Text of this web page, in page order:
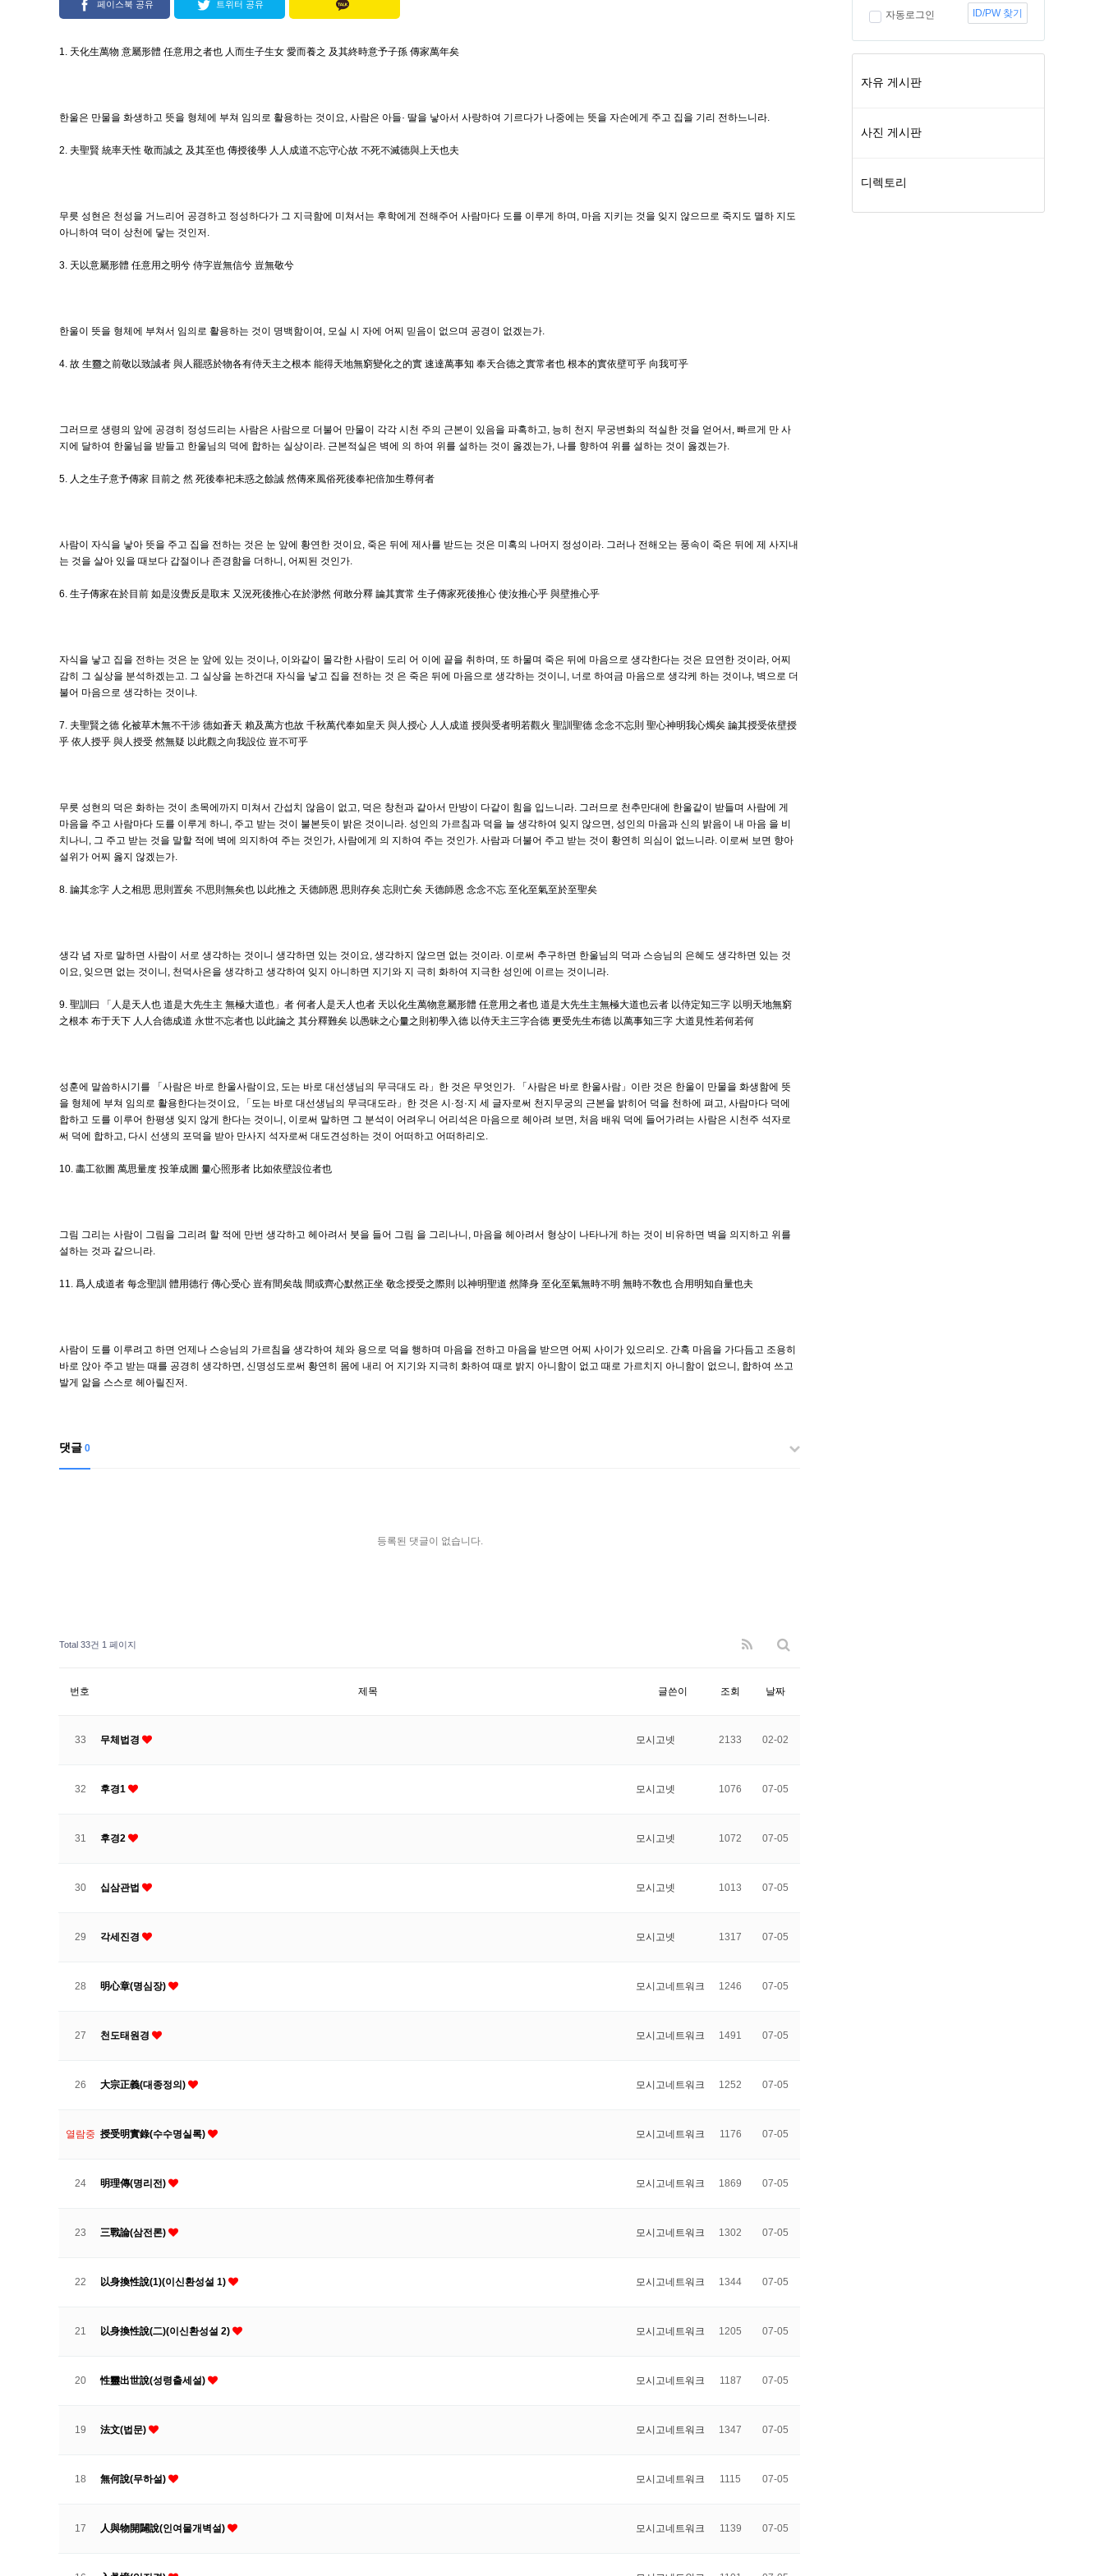
페이스북 공유 트위터 공유
1. 天化生萬物 意屬形體 任意用之者也 人而生子生女 愛而養之 及其終時意予子孫 傳家萬年矣
한울은 만물을 화생하고 뜻을 형체에 부쳐 임의로 활용하는 것이요, 사람은 아들· 딸을 낳아서 사랑하여 기르다가 나중에는 뜻을 자손에게 주고 집을 기리 전하느니라.
2. 夫聖賢 統率天性 敬而誠之 及其至也 傳授後學 人人成道不忘守心故 不死不滅德與上天也夫
무릇 성현은 천성을 거느리어 공경하고 정성하다가 그 지극함에 미쳐서는 후학에게 전해주어 사람마다 도를 이루게 하며, 마음 지키는 것을 잊지 않으므로 죽지도 멸하 지도
아니하여 덕이 상천에 닿는 것인저.
3. 天以意屬形體 任意用之明兮 侍字豈無信兮 豈無敬兮
한울이 뜻을 형체에 부쳐서 임의로 활용하는 것이 명백함이여, 모실 시 자에 어찌 믿음이 없으며 공경이 없겠는가.
4. 故 生靈之前敬以致誠者 與人罷惑於物各有侍天主之根本 能得天地無窮變化之的實 速達萬事知 奉天合德之實常者也 根本的實依壁可乎 向我可乎
그러므로 생령의 앞에 공경히 정성드리는 사람은 사람으로 더불어 만물이 각각 시천 주의 근본이 있음을 파혹하고, 능히 천지 무궁변화의 적실한 것을 얻어서, 빠르게 만 사
지에 달하여 한울님을 받들고 한울님의 덕에 합하는 실상이라. 근본적실은 벽에 의 하여 위를 설하는 것이 옳겠는가, 나를 향하여 위를 설하는 것이 옳겠는가.
5. 人之生子意予傳家 目前之 然 死後奉祀未惑之餘誠 然傳來風俗死後奉祀倍加生尊何者
사람이 자식을 낳아 뜻을 주고 집을 전하는 것은 눈 앞에 황연한 것이요, 죽은 뒤에 제사를 받드는 것은 미혹의 나머지 정성이라. 그러나 전해오는 풍속이 죽은 뒤에 제 사지내
는 것을 살아 있을 때보다 갑절이나 존경함을 더하니, 어찌된 것인가.
6. 生子傳家在於目前 如是沒覺反是取末 又況死後推心在於渺然 何敢分釋 論其實常 生子傳家死後推心 使汝推心乎 與壁推心乎
자식을 낳고 집을 전하는 것은 눈 앞에 있는 것이나, 이와같이 몰각한 사람이 도리 어 이에 끝을 취하며, 또 하물며 죽은 뒤에 마음으로 생각한다는 것은 묘연한 것이라, 어찌
감히 그 실상을 분석하겠는고. 그 실상을 논하건대 자식을 낳고 집을 전하는 것 은 죽은 뒤에 마음으로 생각하는 것이니, 너로 하여금 마음으로 생각케 하는 것이냐, 벽으로 더
불어 마음으로 생각하는 것이냐.
7. 夫聖賢之德 化被草木無不干涉 德如蒼天 賴及萬方也故 千秋萬代奉如皇天 與人授心 人人成道 授與受者明若觀火 聖訓聖德 念念不忘則 聖心神明我心燭矣 論其授受依壁授
乎 依人授乎 與人授受 然無疑 以此觀之向我設位 豈不可乎
무릇 성현의 덕은 화하는 것이 초목에까지 미쳐서 간섭치 않음이 없고, 덕은 창천과 같아서 만방이 다같이 힘을 입느니라. 그러므로 천추만대에 한울같이 받들며 사람에 게
마음을 주고 사람마다 도를 이루게 하니, 주고 받는 것이 불본듯이 밝은 것이니라. 성인의 가르침과 덕을 늘 생각하여 잊지 않으면, 성인의 마음과 신의 밝음이 내 마음 을 비
치나니, 그 주고 받는 것을 말할 적에 벽에 의지하여 주는 것인가, 사람에게 의 지하여 주는 것인가. 사람과 더불어 주고 받는 것이 황연히 의심이 없느니라. 이로써 보면 향아
설위가 어찌 옳지 않겠는가.
8. 論其念字 人之相思 思則置矣 不思則無矣也 以此推之 天德師恩 思則存矣 忘則亡矣 天德師恩 念念不忘 至化至氣至於至聖矣
생각 념 자로 말하면 사람이 서로 생각하는 것이니 생각하면 있는 것이요, 생각하지 않으면 없는 것이라. 이로써 추구하면 한울님의 덕과 스승님의 은혜도 생각하면 있는 것
이요, 잊으면 없는 것이니, 천덕사은을 생각하고 생각하여 잊지 아니하면 지기와 지 극히 화하여 지극한 성인에 이르는 것이니라.
9. 聖訓曰 「人是天人也 道是大先生主 無極大道也」者 何者人是天人也者 天以化生萬物意屬形體 任意用之者也 道是大先生主無極大道也云者 以侍定知三字 以明天地無窮
之根本 布于天下 人人合德成道 永世不忘者也 以此論之 其分釋難矣 以愚昧之心量之則初學入德 以侍天主三字合德 更受先生布德 以萬事知三字 大道見性若何若何
성훈에 말씀하시기를 「사람은 바로 한울사람이요, 도는 바로 대선생님의 무극대도 라」한 것은 무엇인가. 「사람은 바로 한울사람」이란 것은 한울이 만물을 화생함에 뜻
을 형체에 부쳐 임의로 활용한다는것이요, 「도는 바로 대선생님의 무극대도라」한 것은 시·정·지 세 글자로써 천지무궁의 근본을 밝히어 덕을 천하에 펴고, 사람마다 덕에
합하고 도를 이루어 한평생 잊지 않게 한다는 것이니, 이로써 말하면 그 분석이 어려우니 어리석은 마음으로 헤아려 보면, 처음 배워 덕에 들어가려는 사람은 시천주 석자로
써 덕에 합하고, 다시 선생의 포덕을 받아 만사지 석자로써 대도견성하는 것이 어떠하고 어떠하리오.
10. 畵工欲圖 萬思量度 投筆成圖 量心照形者 比如依壁設位者也
그림 그리는 사람이 그림을 그리려 할 적에 만번 생각하고 헤아려서 붓을 들어 그림 을 그리나니, 마음을 헤아려서 형상이 나타나게 하는 것이 비유하면 벽을 의지하고 위를
설하는 것과 같으니라.
11. 爲人成道者 每念聖訓 體用德行 傳心受心 豈有間矣哉 間或齊心默然正坐 敬念授受之際則 以神明聖道 然降身 至化至氣無時不明 無時不敎也 合用明知自量也夫
사람이 도를 이루려고 하면 언제나 스승님의 가르침을 생각하여 체와 용으로 덕을 행하며 마음을 전하고 마음을 받으면 어찌 사이가 있으리오. 간혹 마음을 가다듬고 조용히
바로 앉아 주고 받는 때를 공경히 생각하면, 신명성도로써 황연히 몸에 내리 어 지기와 지극히 화하여 때로 밝지 아니함이 없고 때로 가르치지 아니함이 없으니, 합하여 쓰고
발게 앎을 스스로 헤아릴진저.
댓글 0
등록된 댓글이 없습니다.
Total 33건 1 페이지
번호 제목 글쓴이 조회 날짜
33 무체법경 모시고넷 2133 02-02
32 후경1 모시고넷 1076 07-05
31 후경2 모시고넷 1072 07-05
30 십삼관법 모시고넷 1013 07-05
29 각세진경 모시고넷 1317 07-05
28 明心章(명심장) 모시고네트워크 1246 07-05
27 천도태원경 모시고네트워크 1491 07-05
26 大宗正義(대종정의) 모시고네트워크 1252 07-05
열람중 授受明實錄(수수명실록) 모시고네트워크 1176 07-05
24 明理傳(명리전) 모시고네트워크 1869 07-05
23 三戰論(삼전론) 모시고네트워크 1302 07-05
22 以身換性說(1)(이신환성설 1) 모시고네트워크 1344 07-05
21 以身換性說(二)(이신환성설 2) 모시고네트워크 1205 07-05
20 性靈出世說(성령출세설) 모시고네트워크 1187 07-05
19 法文(법문) 모시고네트워크 1347 07-05
18 無何說(무하설) 모시고네트워크 1115 07-05
17 人與物開闢說(인여물개벽설) 모시고네트워크 1139 07-05
자동로그인 ID/PW 찾기
자유 게시판
사진 게시판
디렉토리